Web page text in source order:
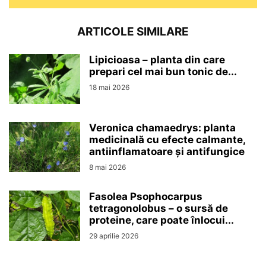
ARTICOLE SIMILARE
Lipicioasa – planta din care
prepari cel mai bun tonic de...
18 mai 2026
Veronica chamaedrys: planta
medicinală cu efecte calmante,
antiinflamatoare și antifungice
8 mai 2026
Fasolea Psophocarpus
tetragonolobus – o sursă de
proteine, care poate înlocui...
29 aprilie 2026